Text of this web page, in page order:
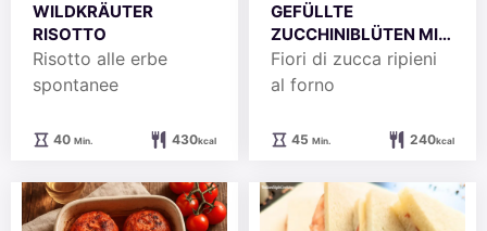
WILDKRÄUTER
RISOTTO
Risotto alle erbe
spontanee
40Minuten
Min. 430kcal
GEFÜLLTE
ZUCCHINIBLÜTEN MIT
RICOTTA UND
PARMESAN
Fiori di zucca ripieni
al forno
45Minuten
Min. 240kcal